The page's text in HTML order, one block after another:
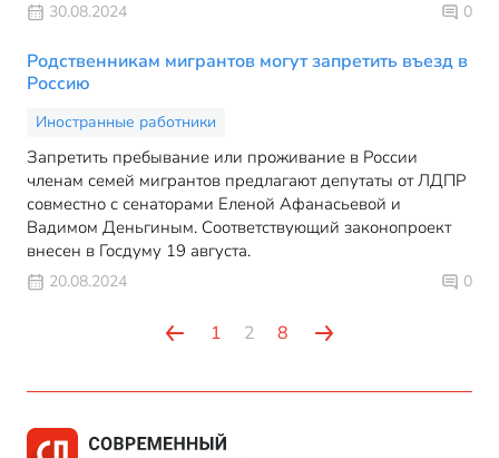
30.08.2024 0
Родственникам мигрантов могут запретить въезд в
Россию
Иностранные работники
Запретить пребывание или проживание в России
членам семей мигрантов предлагают депутаты от ЛДПР
совместно с сенаторами Еленой Афанасьевой и
Вадимом Деньгиным. Соответствующий законопроект
внесен в Госдуму 19 августа.
20.08.2024 0
1 2 8